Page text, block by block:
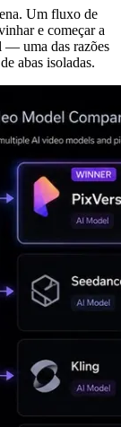
Um fluxo de
e começar a
— uma das razões
abas isoladas.